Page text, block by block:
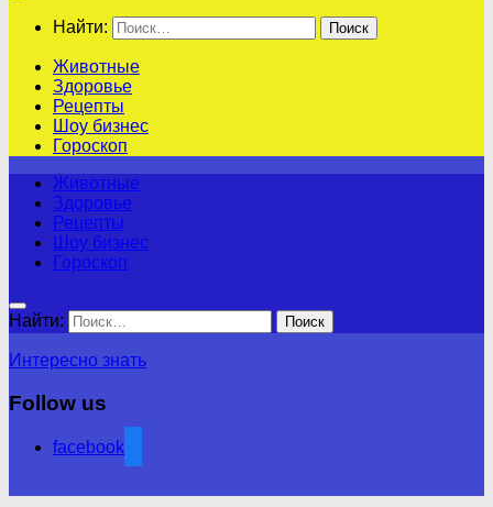
Найти:
Животные
Здоровье
Рецепты
Шоу бизнес
Гороскоп
Животные
Здоровье
Рецепты
Шоу бизнес
Гороскоп
Найти:
Интересно знать
Follow us
facebook